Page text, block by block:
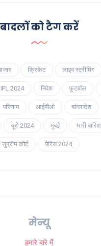
बादलों को टैग करें
क्रिकेट लाइव स्ट्रीमिंग
IPL 2024 निवेश फुटबॉल
परिणाम आईपीओ बांग्लादेश
यूरो 2024 मुंबई भारी बारिश
सुप्रीम कोर्ट पेरिस 2024
मेन्यू
हमारे बारे में